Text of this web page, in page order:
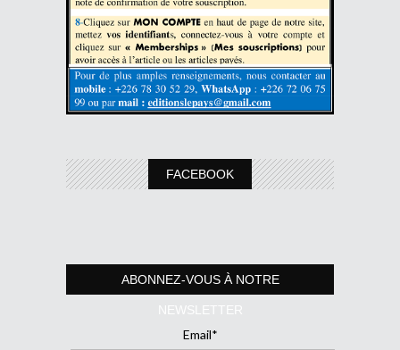
FACEBOOK
ABONNEZ-VOUS À NOTRE
NEWSLETTER
Email*